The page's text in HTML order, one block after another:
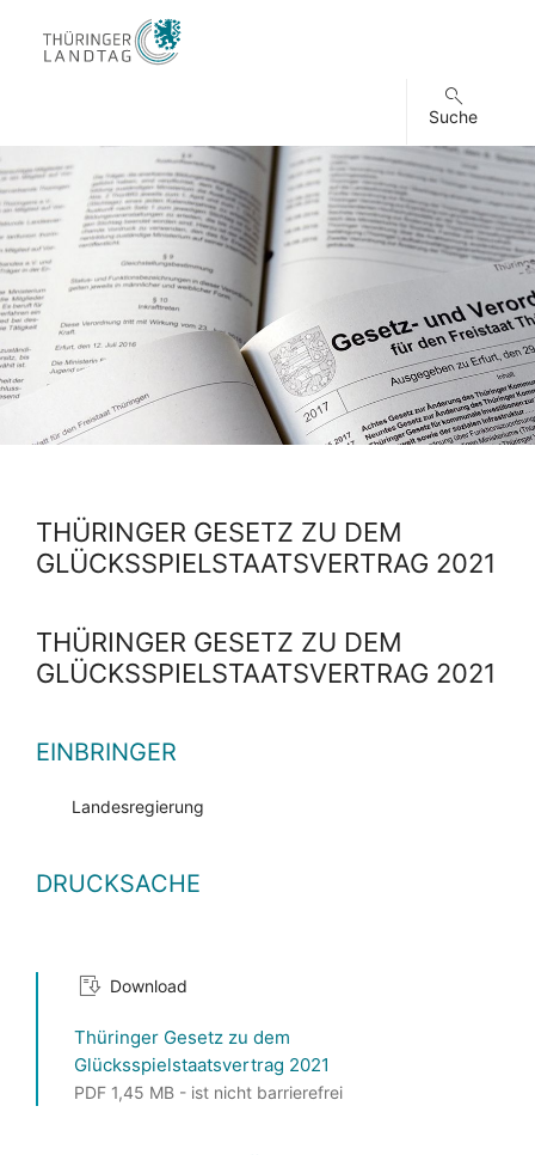
Suche
THÜRINGER GESETZ ZU DEM
GLÜCKSSPIELSTAATSVERTRAG 2021
THÜRINGER GESETZ ZU DEM
GLÜCKSSPIELSTAATSVERTRAG 2021
EINBRINGER
Landesregierung
DRUCKSACHE
Download
Thüringer Gesetz zu dem
Glücksspielstaatsvertrag 2021
PDF 1,45 MB - ist nicht barrierefrei